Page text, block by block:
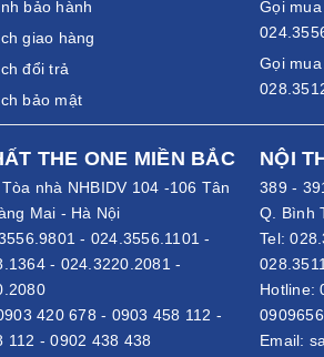
tiệm trang sức,.... nên lựa chọn
độ chịu lửa tốt
bảo hành
giao hàng
đổi trả
bảo mật
Gọi
Gọi
THE ONE MIỀN BẮC
nhà NHBIDV 104 -106 Tân
Mai - Hà Nội
- 024.3556.1101 -
- 024.3220.2081 -
420 678 - 0903 458 112 -
112 -0902 438 438
NỘI
389 -
Q. Bình
Tel:
Hotline:
Email: